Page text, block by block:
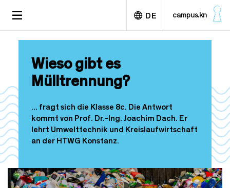
m
n
h
l
t
TOGGLE
DE campus.kn
Wieso gibt es
Mülltrennung?
... fragt sich die Klasse 8c. Die Antwort
kommt von Prof. Dr.-Ing. Joachim Dach. Er
lehrt Umwelttechnik und Kreislaufwirtschaft
an der HTWG Konstanz.